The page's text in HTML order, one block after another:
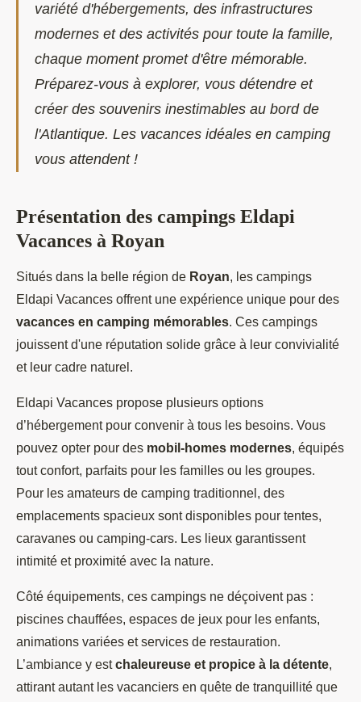
variété d'hébergements, des infrastructures
modernes et des activités pour toute la famille,
chaque moment promet d'être mémorable.
Préparez-vous à explorer, vous détendre et
créer des souvenirs inestimables au bord de
l'Atlantique. Les vacances idéales en camping
vous attendent !
Présentation des campings Eldapi
Vacances à Royan
Situés dans la belle région de Royan, les campings
Eldapi Vacances offrent une expérience unique pour des
vacances en camping mémorables. Ces campings
jouissent d'une réputation solide grâce à leur convivialité
et leur cadre naturel.
Eldapi Vacances propose plusieurs options
d’hébergement pour convenir à tous les besoins. Vous
pouvez opter pour des mobil-homes modernes, équipés
tout confort, parfaits pour les familles ou les groupes.
Pour les amateurs de camping traditionnel, des
emplacements spacieux sont disponibles pour tentes,
caravanes ou camping-cars. Les lieux garantissent
intimité et proximité avec la nature.
Côté équipements, ces campings ne déçoivent pas :
piscines chauffées, espaces de jeux pour les enfants,
animations variées et services de restauration.
L’ambiance y estchaleureuse et propice à la détente,
attirant autant les vacanciers en quête de tranquillité que